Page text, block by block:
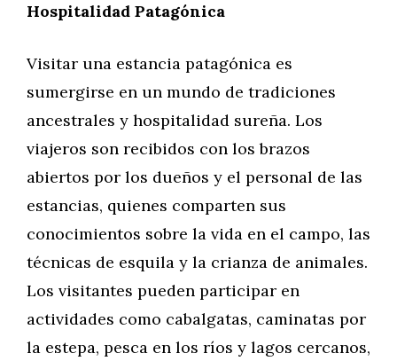
Hospitalidad Patagónica
Visitar una estancia patagónica es
sumergirse en un mundo de tradiciones
ancestrales y hospitalidad sureña. Los
viajeros son recibidos con los brazos
abiertos por los dueños y el personal de las
estancias, quienes comparten sus
conocimientos sobre la vida en el campo, las
técnicas de esquila y la crianza de animales.
Los visitantes pueden participar en
actividades como cabalgatas, caminatas por
la estepa, pesca en los ríos y lagos cercanos,